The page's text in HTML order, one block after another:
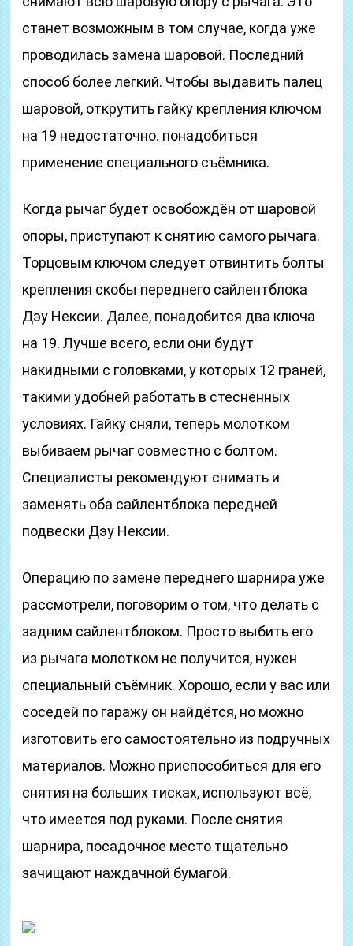
станет возможным в том случае, когда уже
проводилась замена шаровой. Последний
способ более лёгкий. Чтобы выдавить палец
шаровой, открутить гайку крепления ключом
на 19 недостаточно. понадобиться
применение специального съёмника.
Когда рычаг будет освобождён от шаровой
опоры, приступают к снятию самого рычага.
Торцовым ключом следует отвинтить болты
крепления скобы переднего сайлентблока
Дэу Нексии. Далее, понадобится два ключа
на 19. Лучше всего, если они будут
накидными с головками, у которых 12 граней,
такими удобней работать в стеснённых
условиях. Гайку сняли, теперь молотком
выбиваем рычаг совместно с болтом.
Специалисты рекомендуют снимать и
заменять оба сайлентблока передней
подвески Дэу Нексии.
Операцию по замене переднего шарнира уже
рассмотрели, поговорим о том, что делать с
задним сайлентблоком. Просто выбить его
из рычага молотком не получится, нужен
специальный съёмник. Хорошо, если у вас или
соседей по гаражу он найдётся, но можно
изготовить его самостоятельно из подручных
материалов. Можно приспособиться для его
снятия на больших тисках, используют всё,
что имеется под руками. После снятия
шарнира, посадочное место тщательно
зачищают наждачной бумагой.